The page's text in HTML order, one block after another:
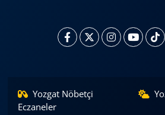
Yozgat Nöbetçi
Eczaneler